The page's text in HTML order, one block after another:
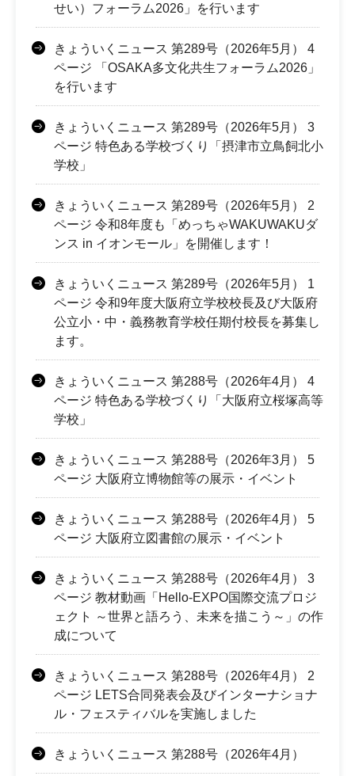
せい）フォーラム2026」を行います
きょういくニュース 第289号（2026年5月） 4
ページ 「OSAKA多文化共生フォーラム2026」
を行います
きょういくニュース 第289号（2026年5月） 3
ページ 特色ある学校づくり「摂津市立鳥飼北小
学校」
きょういくニュース 第289号（2026年5月） 2
ページ 令和8年度も「めっちゃWAKUWAKUダ
ンス in イオンモール」を開催します！
きょういくニュース 第289号（2026年5月） 1
ページ 令和9年度大阪府立学校校長及び大阪府
公立小・中・義務教育学校任期付校長を募集し
ます。
きょういくニュース 第288号（2026年4月） 4
ページ 特色ある学校づくり「大阪府立桜塚高等
学校」
きょういくニュース 第288号（2026年3月） 5
ページ 大阪府立博物館等の展示・イベント
きょういくニュース 第288号（2026年4月） 5
ページ 大阪府立図書館の展示・イベント
きょういくニュース 第288号（2026年4月） 3
ページ 教材動画「Hello-EXPO国際交流プロジ
ェクト ～世界と語ろう、未来を描こう～」の作
成について
きょういくニュース 第288号（2026年4月） 2
ページ LETS合同発表会及びインターナショナ
ル・フェスティバルを実施しました
きょういくニュース 第288号（2026年4月）